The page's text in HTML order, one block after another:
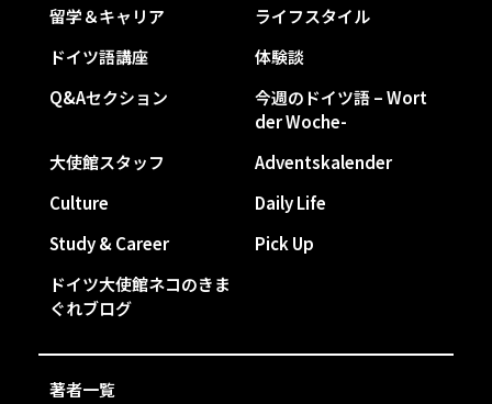
留学＆キャリア
ライフスタイル
ドイツ語講座
体験談
Q&Aセクション
今週のドイツ語 – Wort
der Woche-
大使館スタッフ
Adventskalender
Culture
Daily Life
Study & Career
Pick Up
ドイツ大使館ネコのきま
ぐれブログ
著者一覧